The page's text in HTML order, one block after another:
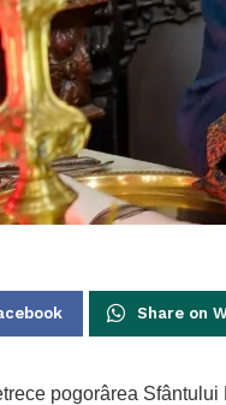
Share on
pogorârea